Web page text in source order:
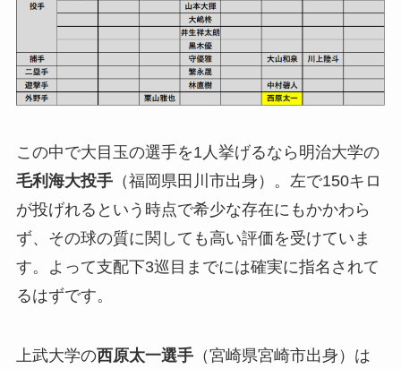
この中で大目玉の選手を1人挙げるなら明治大学の
毛利海大投手（福岡県田川市出身）。左で150キロ
が投げれるという時点で希少な存在にもかかわら
ず、その球の質に関しても高い評価を受けていま
す。よって支配下3巡目までには確実に指名されて
るはずです。
上武大学の西原太一選手（宮崎県宮崎市出身）は